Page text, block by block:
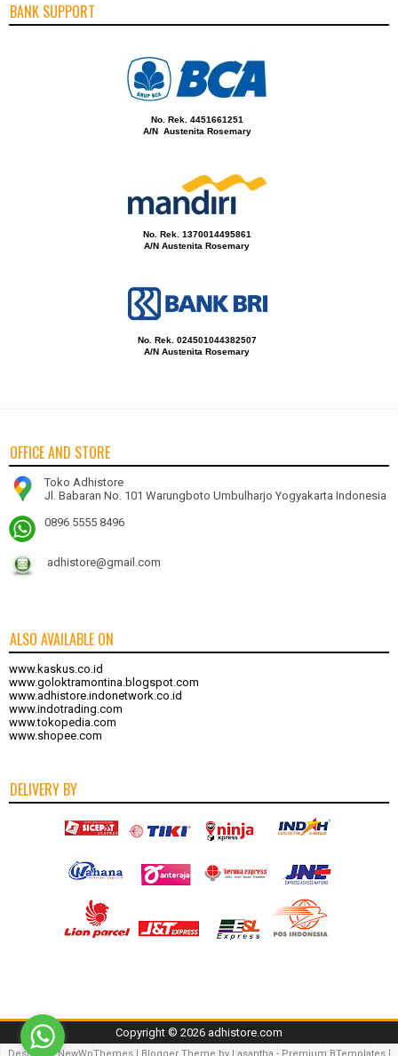
BANK SUPPORT
No. Rek. 4451661251
A/N Austenita Rosemary
No. Rek. 1370014495861
A/N Austenita Rosemary
No. Rek. 024501044382507
A/N Austenita Rosemary
OFFICE AND STORE
Toko Adhistore
Jl. Babaran No. 101 Warungboto Umbulharjo Yogyakarta Indonesia
0896 5555 8496
adhistore@gmail.com
ALSO AVAILABLE ON
www.kaskus.co.id
www.goloktramontina.blogspot.com
www.adhistore.indonetwork.co.id
www.indotrading.com
www.tokopedia.com
www.shopee.com
DELIVERY BY
Copyright © 2026 adhistore.com
Design byNewWpThemes| Blogger Theme by Lasantha - Premium BTemplates|